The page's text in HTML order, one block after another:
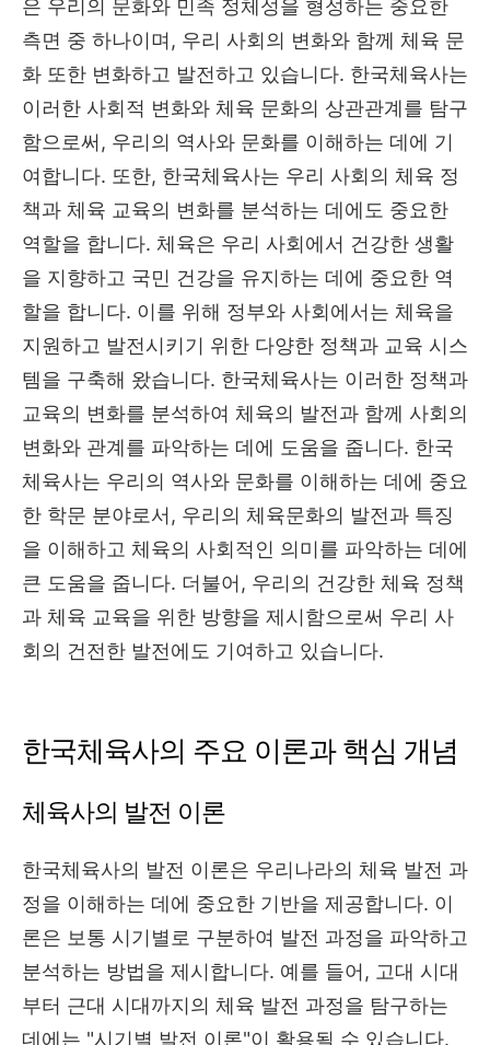
은 우리의 문화와 민족 정체성을 형성하는 중요한
측면 중 하나이며, 우리 사회의 변화와 함께 체육 문
화 또한 변화하고 발전하고 있습니다. 한국체육사는
이러한 사회적 변화와 체육 문화의 상관관계를 탐구
함으로써, 우리의 역사와 문화를 이해하는 데에 기
여합니다. 또한, 한국체육사는 우리 사회의 체육 정
책과 체육 교육의 변화를 분석하는 데에도 중요한
역할을 합니다. 체육은 우리 사회에서 건강한 생활
을 지향하고 국민 건강을 유지하는 데에 중요한 역
할을 합니다. 이를 위해 정부와 사회에서는 체육을
지원하고 발전시키기 위한 다양한 정책과 교육 시스
템을 구축해 왔습니다. 한국체육사는 이러한 정책과
교육의 변화를 분석하여 체육의 발전과 함께 사회의
변화와 관계를 파악하는 데에 도움을 줍니다. 한국
체육사는 우리의 역사와 문화를 이해하는 데에 중요
한 학문 분야로서, 우리의 체육문화의 발전과 특징
을 이해하고 체육의 사회적인 의미를 파악하는 데에
큰 도움을 줍니다. 더불어, 우리의 건강한 체육 정책
과 체육 교육을 위한 방향을 제시함으로써 우리 사
회의 건전한 발전에도 기여하고 있습니다.
한국체육사의 주요 이론과 핵심 개념
체육사의 발전 이론
한국체육사의 발전 이론은 우리나라의 체육 발전 과
정을 이해하는 데에 중요한 기반을 제공합니다. 이
론은 보통 시기별로 구분하여 발전 과정을 파악하고
분석하는 방법을 제시합니다. 예를 들어, 고대 시대
부터 근대 시대까지의 체육 발전 과정을 탐구하는
데에는 "시기별 발전 이론"이 활용될 수 있습니다.